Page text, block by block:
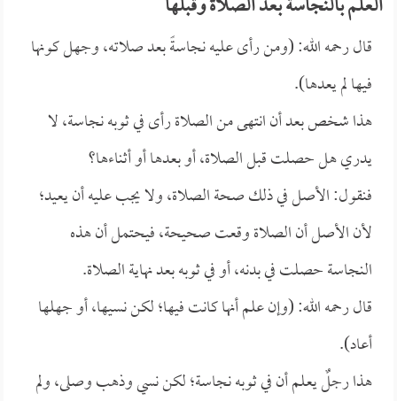
قال رحمه الله: (ومن رأى عليه نجاسةً بعد صلاته، وجهل كونها
فيها لم يعدها).
هذا شخص بعد أن انتهى من الصلاة رأى في ثوبه نجاسة، لا
يدري هل حصلت قبل الصلاة، أو بعدها أو أثناءها؟
فنقول: الأصل في ذلك صحة الصلاة، ولا يجب عليه أن يعيد؛
لأن الأصل أن الصلاة وقعت صحيحة، فيحتمل أن هذه
النجاسة حصلت في بدنه، أو في ثوبه بعد نهاية الصلاة.
قال رحمه الله: (وإن علم أنها كانت فيها؛ لكن نسيها، أو جهلها
أعاد).
هذا رجلٌ يعلم أن في ثوبه نجاسة؛ لكن نسي وذهب وصلى، ولم